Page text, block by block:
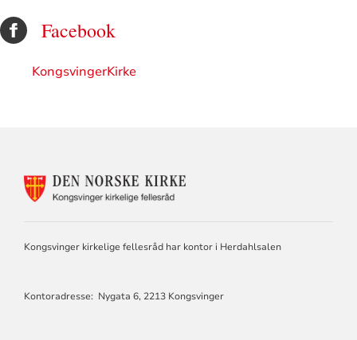
Facebook
KongsvingerKirke
FELLESRÅD
Kongsvinger kirkelige fellesråd har kontor i Herdahlsalen
Kontoradresse: Nygata 6, 2213 Kongsvinger